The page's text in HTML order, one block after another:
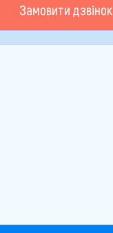
Замовити дзвінок